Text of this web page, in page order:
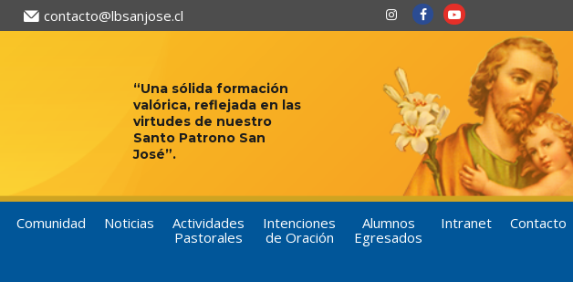
contacto@lbsanjose.cl
“Una sólida formación
valórica, reflejada en las
virtudes de nuestro
Santo Patrono San
José”.
Comunidad Noticias
Actividades
Pastorales
Intenciones
de Oración
Alumnos
Egresados
Intranet Contacto